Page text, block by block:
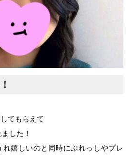
てもらえて
した！
嬉しいのと同時にぷれっしやプレ